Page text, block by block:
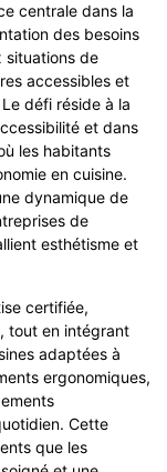
centrale dans la
des besoins
situations de
accessibles et
défi réside à la
et dans
les habitants
en cuisine.
dynamique de
de
esthétisme et
certifiée,
tout en intégrant
adaptées à
ergonomiques,
Cette
que les